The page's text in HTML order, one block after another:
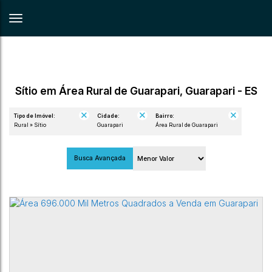
Sítio em Área Rural de Guarapari, Guarapari - ES
Tipo de Imóvel:
Rural » Sítio
Cidade:
Guarapari
Bairro:
Área Rural de Guarapari
Busca Avançada